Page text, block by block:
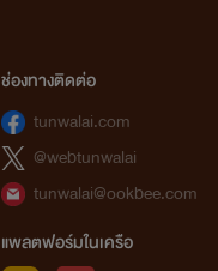
ช่องทางติดต่อ
tunwalai.com
@webtunwalai
tunwalai@ookbee.com
แพลตฟอร์มในเครือ